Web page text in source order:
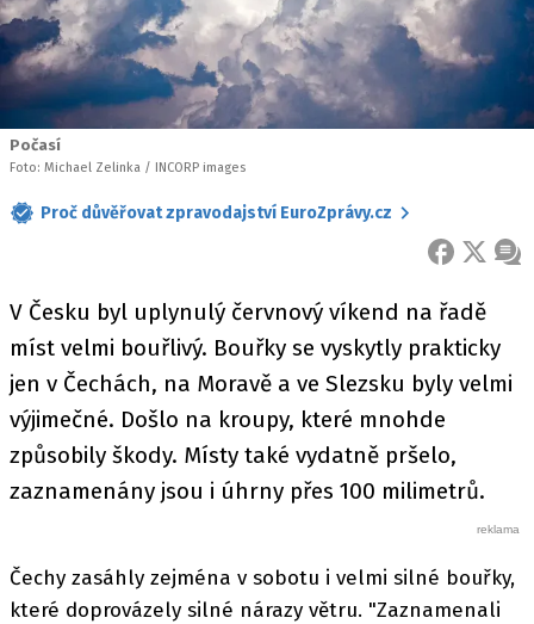
Počasí
Foto: Michael Zelinka / INCORP images
Proč důvěřovat zpravodajství EuroZprávy.cz
FACEBOOK
X
V Česku byl uplynulý červnový víkend na řadě
míst velmi bouřlivý. Bouřky se vyskytly prakticky
jen v Čechách, na Moravě a ve Slezsku byly velmi
výjimečné. Došlo na kroupy, které mnohde
způsobily škody. Místy také vydatně pršelo,
zaznamenány jsou i úhrny přes 100 milimetrů.
Čechy zasáhly zejména v sobotu i velmi silné bouřky,
které doprovázely silné nárazy větru. "Zaznamenali